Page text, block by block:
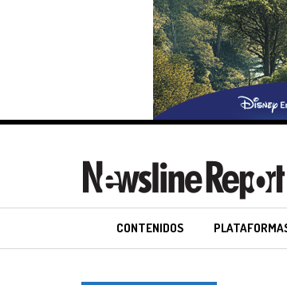
CONTENIDOS